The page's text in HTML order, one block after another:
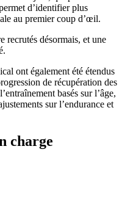
d’identifier plus
au premier coup d’œil.
recrutés désormais, et une
ont également été étendus
de récupération des
basés sur l’âge,
sur l’endurance et
charge